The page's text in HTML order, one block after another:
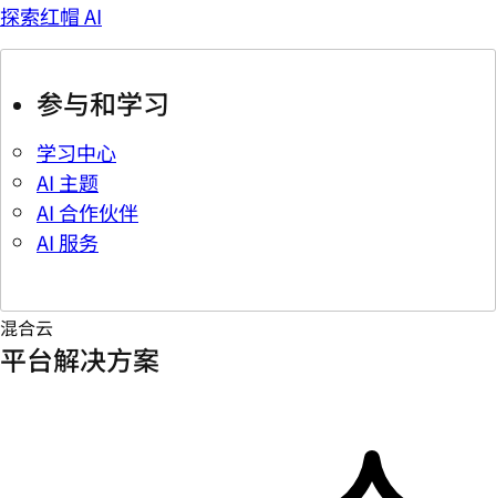
探索红帽 AI
参与和学习
学习中心
AI 主题
AI 合作伙伴
AI 服务
混合云
平台解决方案